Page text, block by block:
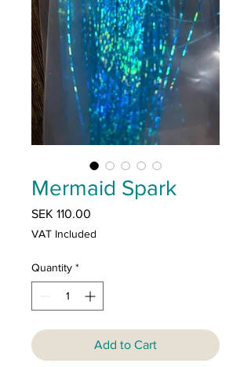
Mermaid Spark
SEK 110.00
VAT Included
Quantity *
Add to Cart